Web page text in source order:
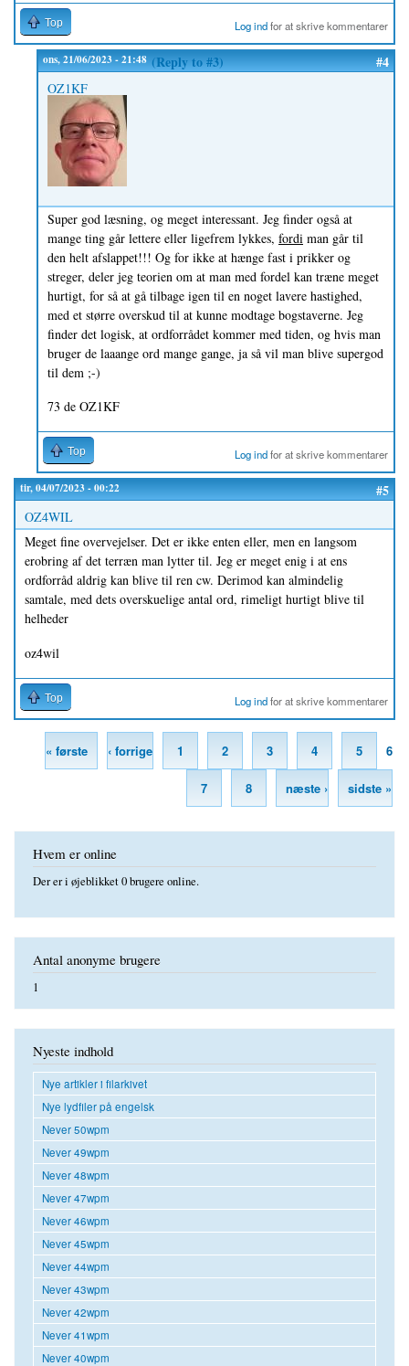
Top Log indfor at skrive kommentarer
ons, 21/06/2023 - 21:48 (Reply to #3) #4
OZ1KF
Super god læsning, og meget interessant. Jeg finder også at
mange ting går lettere eller ligefrem lykkes, fordi man går til
den helt afslappet!!! Og for ikke at hænge fast i prikker og
streger, deler jeg teorien om at man med fordel kan træne meget
hurtigt, for så at gå tilbage igen til en noget lavere hastighed,
med et større overskud til at kunne modtage bogstaverne. Jeg
finder det logisk, at ordforrådet kommer med tiden, og hvis man
bruger de laaange ord mange gange, ja så vil man blive supergod
til dem ;-)
73 de OZ1KF
Top Log indfor at skrive kommentarer
tir, 04/07/2023 - 00:22 #5
OZ4WIL
Meget fine overvejelser. Det er ikke enten eller, men en langsom
erobring af det terræn man lytter til. Jeg er meget enig i at ens
ordforråd aldrig kan blive til ren cw. Derimod kan almindelig
samtale, med dets overskuelige antal ord, rimeligt hurtigt blive til
helheder
oz4wil
Top Log indfor at skrive kommentarer
« første ‹ forrige 1 2 3 4 5 6
7 8 næste › sidste »
Hvem er online
Der er i øjeblikket 0 brugere online.
Antal anonyme brugere
1
Nyeste indhold
Nye artikler i filarkivet
Nye lydfiler på engelsk
Never 50wpm
Never 49wpm
Never 48wpm
Never 47wpm
Never 46wpm
Never 45wpm
Never 44wpm
Never 43wpm
Never 42wpm
Never 41wpm
Never 40wpm